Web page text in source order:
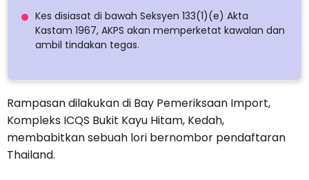
Kes disiasat di bawah Seksyen 133(1)(e) Akta
Kastam 1967, AKPS akan memperketat kawalan dan
ambil tindakan tegas.
Rampasan dilakukan di Bay Pemeriksaan Import,
Kompleks ICQS Bukit Kayu Hitam, Kedah,
membabitkan sebuah lori bernombor pendaftaran
Thailand.